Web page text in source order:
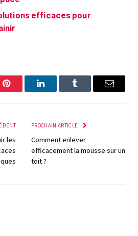
efficaces pour
Pinterest LinkedInTumblr
E-
les
PROCHAIN ARTICLE
Comment enlever
efficacement la mousse sur un
toit ?